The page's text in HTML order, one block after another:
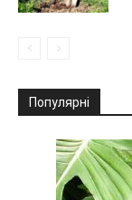
Популярні